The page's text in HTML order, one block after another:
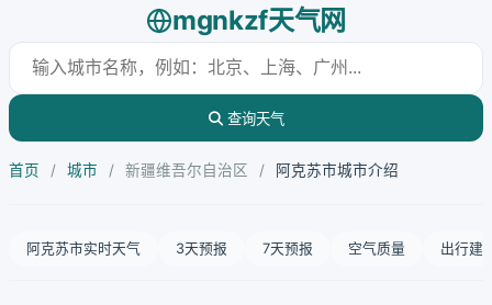
mgnkzf天气网
查询天气
首页 / 城市 / 新疆维吾尔自治区 / 阿克苏市城市介绍
阿克苏市实时天气 3天预报 7天预报 空气质量 出行建